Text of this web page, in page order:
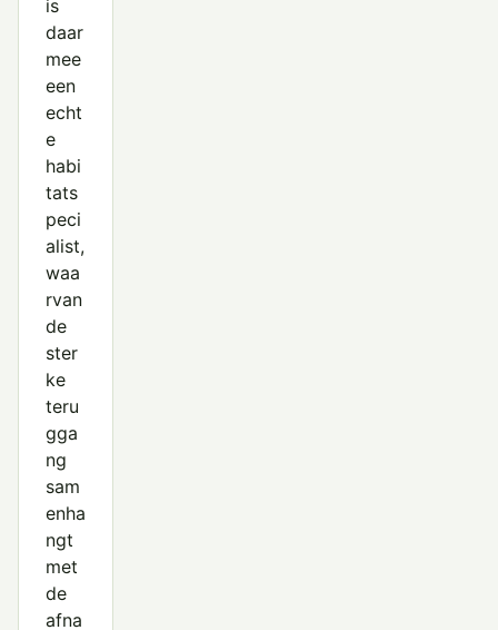
is
daar
mee
een
echt
e
habi
tats
peci
alist,
waa
rvan
de
ster
ke
teru
gga
ng
sam
enha
ngt
met
de
afna